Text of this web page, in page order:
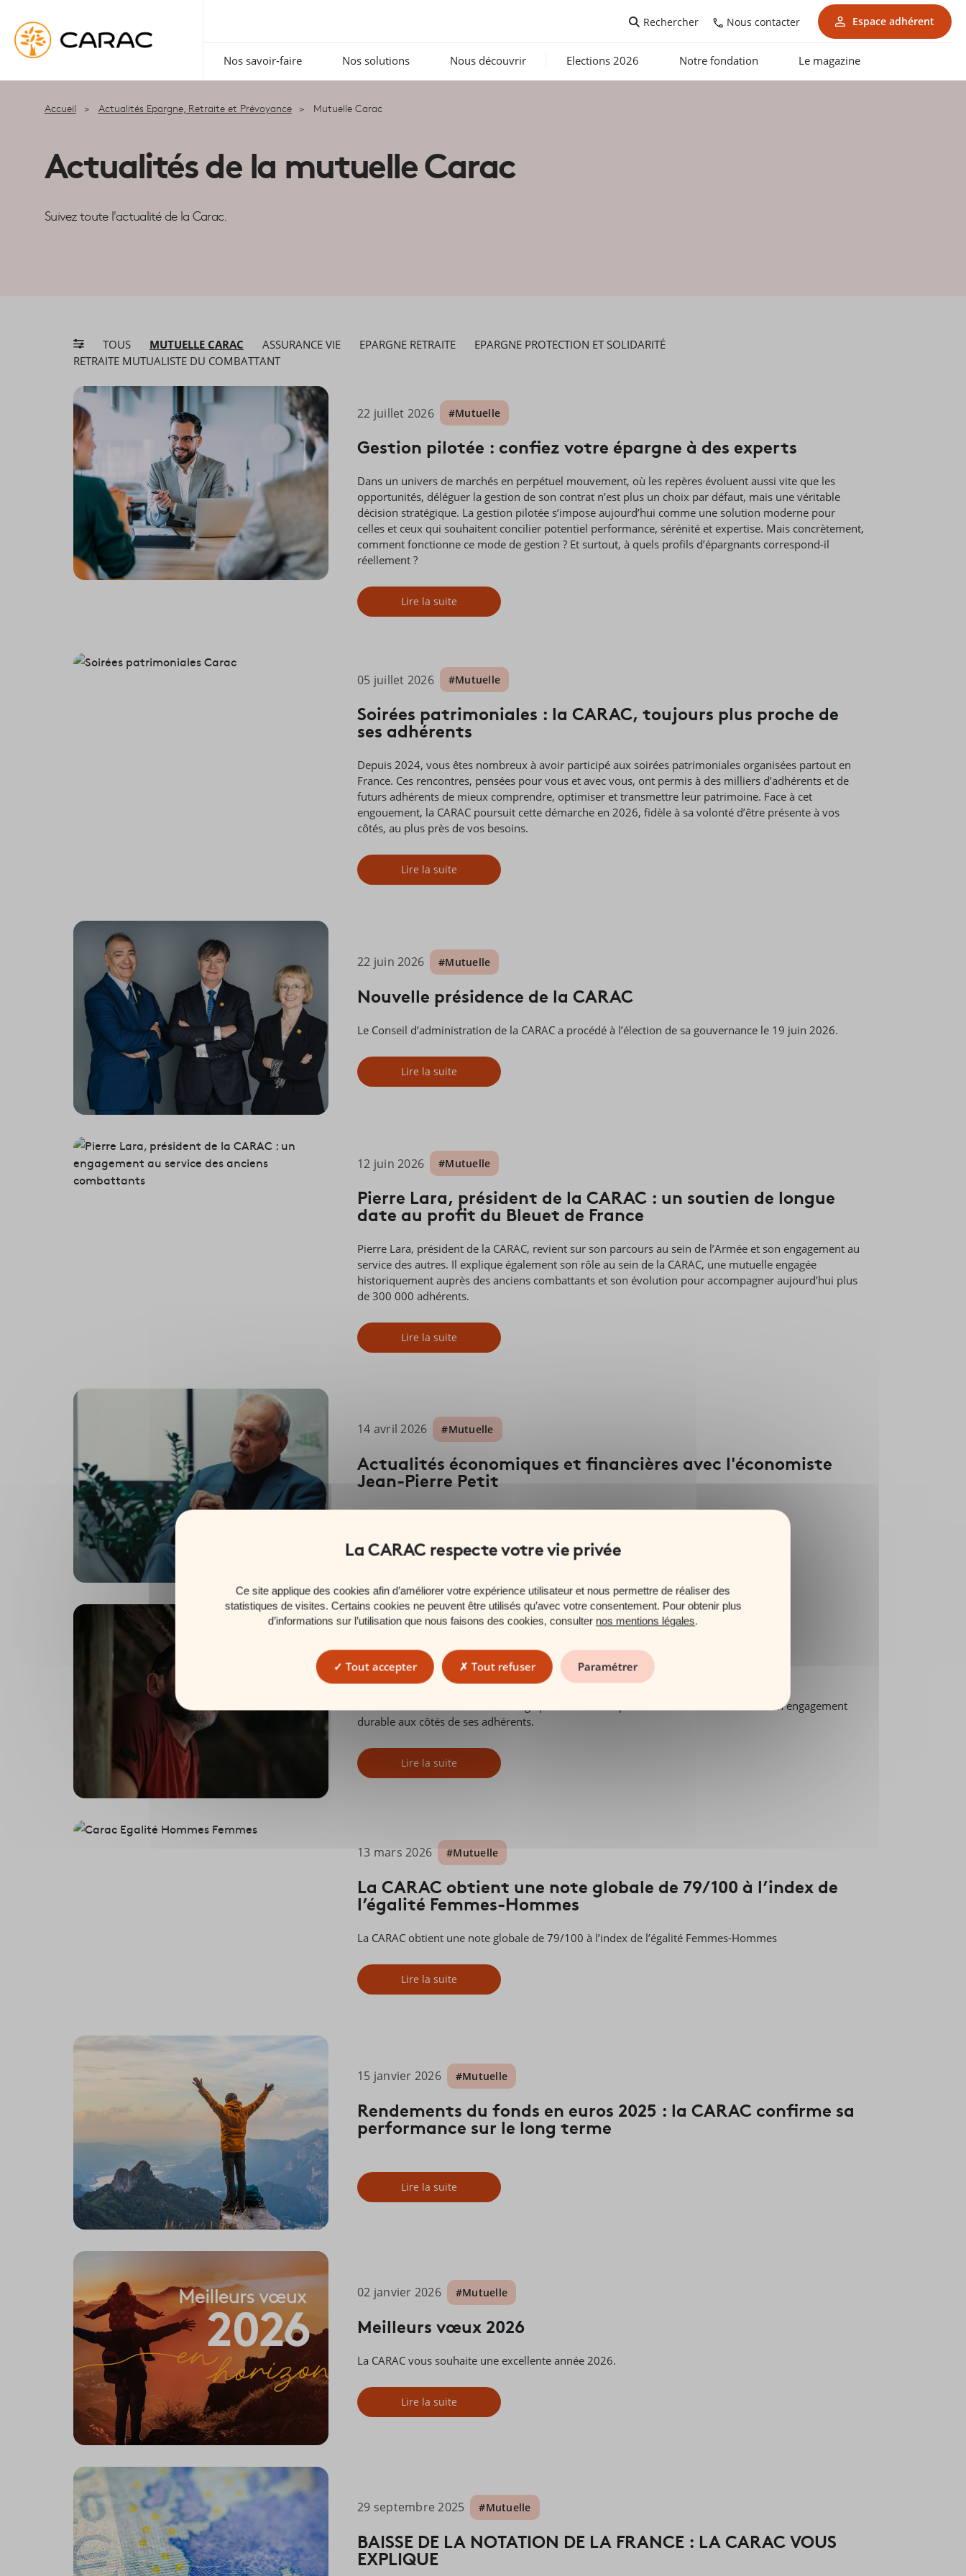
Rechercher Nous contacter Espace adhérent
Nos savoir-faire Nos solutions Nous découvrir Elections 2026 Notre fondation Le magazine
Accueil Actualités Epargne, Retraite et Prévoyance Mutuelle Carac
Actualités de la mutuelle Carac
Suivez toute l'actualité de la Carac.
TOUS MUTUELLE CARAC ASSURANCE VIE EPARGNE RETRAITE
EPARGNE PROTECTION ET SOLIDARITÉ
RETRAITE MUTUALISTE DU COMBATTANT
22 juillet 2026 #Mutuelle
Gestion pilotée : confiez votre épargne à des experts
Dans un univers de marchés en perpétuel mouvement, où les repères évoluent aussi vite que les
opportunités, déléguer la gestion de son contrat n’est plus un choix par défaut, mais une véritable
décision stratégique. La gestion pilotée s’impose aujourd’hui comme une solution moderne pour
celles et ceux qui souhaitent concilier potentiel performance, sérénité et expertise. Mais concrètement,
comment fonctionne ce mode de gestion ? Et surtout, à quels profils d’épargnants correspond-il
réellement ?
Lire la suite
05 juillet 2026 #Mutuelle
Soirées patrimoniales : la CARAC, toujours plus proche de
ses adhérents
Depuis 2024, vous êtes nombreux à avoir participé aux soirées patrimoniales organisées partout en
France. Ces rencontres, pensées pour vous et avec vous, ont permis à des milliers d’adhérents et de
futurs adhérents de mieux comprendre, optimiser et transmettre leur patrimoine. Face à cet
engouement, la CARAC poursuit cette démarche en 2026, fidèle à sa volonté d’être présente à vos
côtés, au plus près de vos besoins.
Lire la suite
22 juin 2026 #Mutuelle
Nouvelle présidence de la CARAC
Le Conseil d’administration de la CARAC a procédé à l’élection de sa gouvernance le 19 juin 2026.
Lire la suite
12 juin 2026 #Mutuelle
Pierre Lara, président de la CARAC : un soutien de longue
date au profit du Bleuet de France
Pierre Lara, président de la CARAC, revient sur son parcours au sein de l’Armée et son engagement au
service des autres. Il explique également son rôle au sein de la CARAC, une mutuelle engagée
historiquement auprès des anciens combattants et son évolution pour accompagner aujourd’hui plus
de 300 000 adhérents.
Lire la suite
14 avril 2026 #Mutuelle
Actualités économiques et financières avec l'économiste
Jean-Pierre Petit
Nouvelle saga publicitaire CARAC
La CARAC dévoile une nouvelle saga publicitaire composée de trois films illustrant son engagement
durable aux côtés de ses adhérents.
Lire la suite
13 mars 2026 #Mutuelle
La CARAC obtient une note globale de 79/100 à l’index de
l’égalité Femmes-Hommes
La CARAC obtient une note globale de 79/100 à l’index de l’égalité Femmes-Hommes
Lire la suite
15 janvier 2026 #Mutuelle
Rendements du fonds en euros 2025 : la CARAC confirme sa
performance sur le long terme
Lire la suite
02 janvier 2026 #Mutuelle
Meilleurs vœux 2026
La CARAC vous souhaite une excellente année 2026.
Lire la suite
29 septembre 2025 #Mutuelle
BAISSE DE LA NOTATION DE LA FRANCE : LA CARAC VOUS
EXPLIQUE
Ce site applique des cookies afin d’améliorer votre expérience utilisateur et nous permettre de réaliser des
statistiques de visites. Certains cookies ne peuvent être utilisés qu’avec votre consentement. Pour obtenir plus
d’informations sur l’utilisation que nous faisons des cookies, consulter nos mentions légales.
Tout accepter Tout refuser Paramétrer